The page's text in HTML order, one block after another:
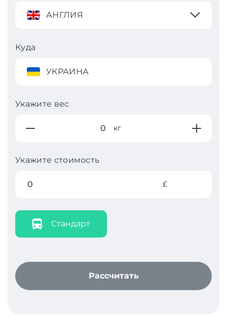
АНГЛИЯ
Куда
УКРАИНА
Укажите вес
кг
Укажите стоимость
£
Стандарт
Рассчитать